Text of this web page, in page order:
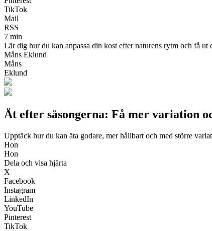
TikTok
Mail
RSS
7 min
Lär dig hur du kan anpassa din kost efter naturens rytm och få
Måns Eklund
Måns
Eklund
Ät efter säsongerna: Få mer variation
Upptäck hur du kan äta godare, mer hållbart och med större
Hon
Hon
Dela och visa hjärta
X
Facebook
Instagram
LinkedIn
YouTube
Pinterest
TikTok